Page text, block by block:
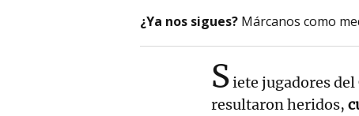
¿Ya nos sigues? Márcanos como
Siete jugadores del
resultaron heridos,